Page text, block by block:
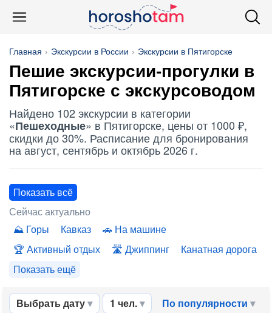
Главная Экскурсии в России Экскурсии в Пятигорске
Пешие экскурсии-прогулки в
Пятигорске с экскурсоводом
Найдено 102 экскурсии в категории
«Пешеходные» в Пятигорске, цены от 1000 ₽,
скидки до 30%. Расписание для бронирования
на август, сентябрь и октябрь 2026 г.
Показать всё
Сейчас актуально
Горы
Кавказ
На машине
Активный отдых
Джиппинг
Канатная дорога
Показать ещё
Выбрать дату 1 чел. По популярности